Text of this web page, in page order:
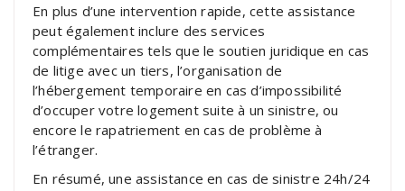
En plus d’une intervention rapide, cette assistance
peut également inclure des services
complémentaires tels que le soutien juridique en cas
de litige avec un tiers, l’organisation de
l’hébergement temporaire en cas d’impossibilité
d’occuper votre logement suite à un sinistre, ou
encore le rapatriement en cas de problème à
l’étranger.
En résumé, une assistance en cas de sinistre 24h/24